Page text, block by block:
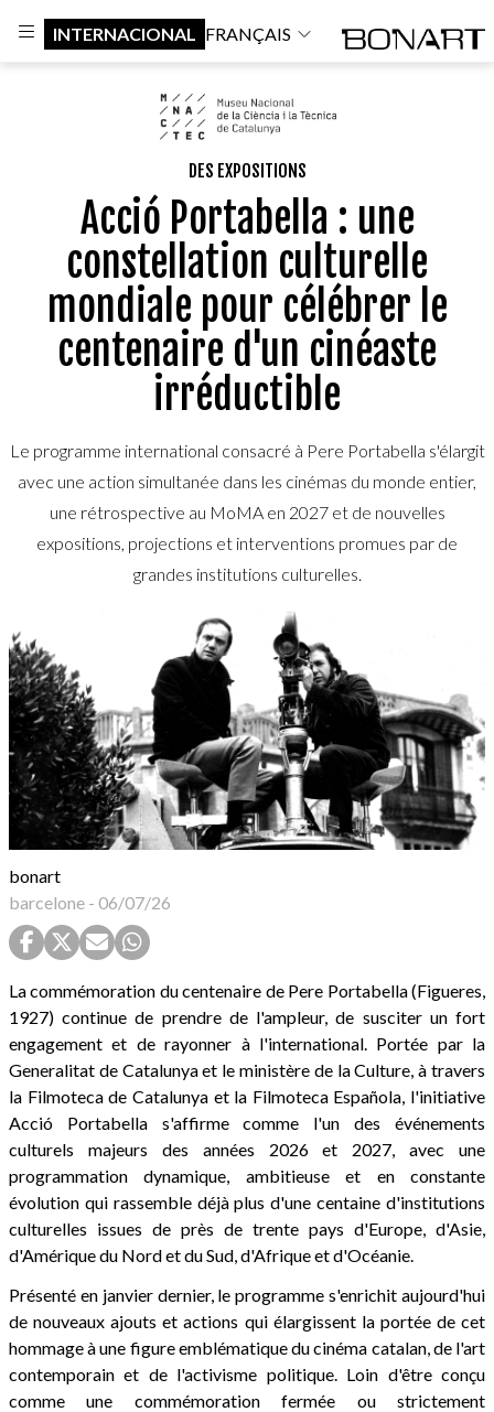
INTERNACIONAL FRANÇAIS
DES EXPOSITIONS
Acció Portabella : une
constellation culturelle
mondiale pour célébrer le
centenaire d'un cinéaste
irréductible
Le programme international consacré à Pere Portabella s'élargit
avec une action simultanée dans les cinémas du monde entier,
une rétrospective au MoMA en 2027 et de nouvelles
expositions, projections et interventions promues par de
grandes institutions culturelles.
bonart
barcelone - 06/07/26
La commémoration du centenaire de Pere Portabella (Figueres,
1927) continue de prendre de l'ampleur, de susciter un fort
engagement et de rayonner à l'international. Portée par la
Generalitat de Catalunya et le ministère de la Culture, à travers
la Filmoteca de Catalunya et la Filmoteca Española, l'initiative
Acció Portabella s'affirme comme l'un des événements
culturels majeurs des années 2026 et 2027, avec une
programmation dynamique, ambitieuse et en constante
évolution qui rassemble déjà plus d'une centaine d'institutions
culturelles issues de près de trente pays d'Europe, d'Asie,
d'Amérique du Nord et du Sud, d'Afrique et d'Océanie.
Présenté en janvier dernier, le programme s'enrichit aujourd'hui
de nouveaux ajouts et actions qui élargissent la portée de cet
hommage à une figure emblématique du cinéma catalan, de l'art
contemporain et de l'activisme politique. Loin d'être conçu
comme une commémoration fermée ou strictement